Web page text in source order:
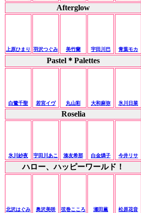
Afterglow
上原ひまり 羽沢つぐみ 美竹蘭 宇田川巴 青葉モカ
Pastel＊Palettes
白鷺千聖 若宮イヴ 丸山彩 大和麻弥 氷川日菜
Roselia
氷川紗夜 宇田川あこ 湊友希那 白金燐子 今井リサ
ハロー、ハッピーワールド！
北沢はぐみ 奥沢美咲 弦巻こころ 瀬田薫 松原花音